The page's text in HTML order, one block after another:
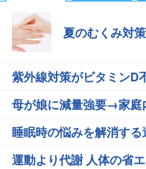
夏のむくみ対
紫外線対策がビタミンD
母が娘に減量強要→家庭
睡眠時の悩みを解消する
運動より代謝 人体の省